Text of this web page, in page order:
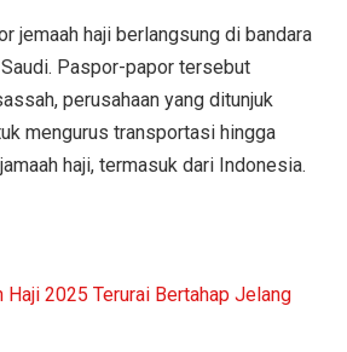
jemaah haji berlangsung di bandara
Paspor-papor tersebut
perusahaan yang ditunjuk
mengurus transportasi hingga
haji, termasuk dari Indonesia.
Haji 2025 Terurai Bertahap Jelang